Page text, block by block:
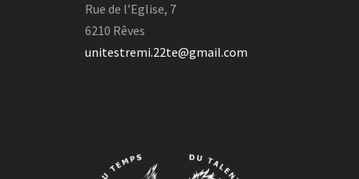
Rue de l’Eglise, 7
6210 Rêves
unitestremi.22te@gmail.com